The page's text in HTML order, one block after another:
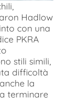
Hadlow
con una
PKRA
stili simili,
difficoltà
la
terminare